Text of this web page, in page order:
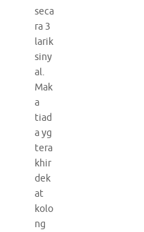
seca
ra 3
larik
siny
al.
Mak
a
tiad
a yg
tera
khir
dek
at
kolo
ng